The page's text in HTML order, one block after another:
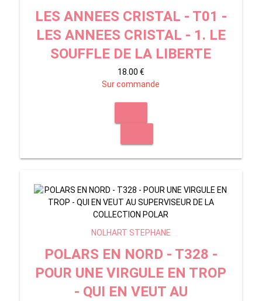
LES ANNEES CRISTAL - T01 -
LES ANNEES CRISTAL - 1. LE
SOUFFLE DE LA LIBERTE
18.00 €
Sur commande
NOLHART STEPHANE
POLARS EN NORD - T328 -
POUR UNE VIRGULE EN TROP
- QUI EN VEUT AU